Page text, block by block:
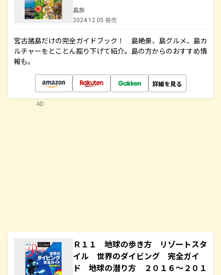
島旅
2024.12.05 発売
宮古諸島だけの完全ガイドブック！ 島絶景、島グルメ、島カ
ルチャーをとことん掘り下げて紹介。島の方からのおすすめ情
報も。
詳細を見る
Ｒ１１ 地球の歩き方 リゾートスタ
イル 世界のダイビング 完全ガイ
ド 地球の潜り方 ２０１６～２０１
AD